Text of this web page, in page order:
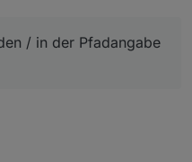
/ in der Pfadangabe